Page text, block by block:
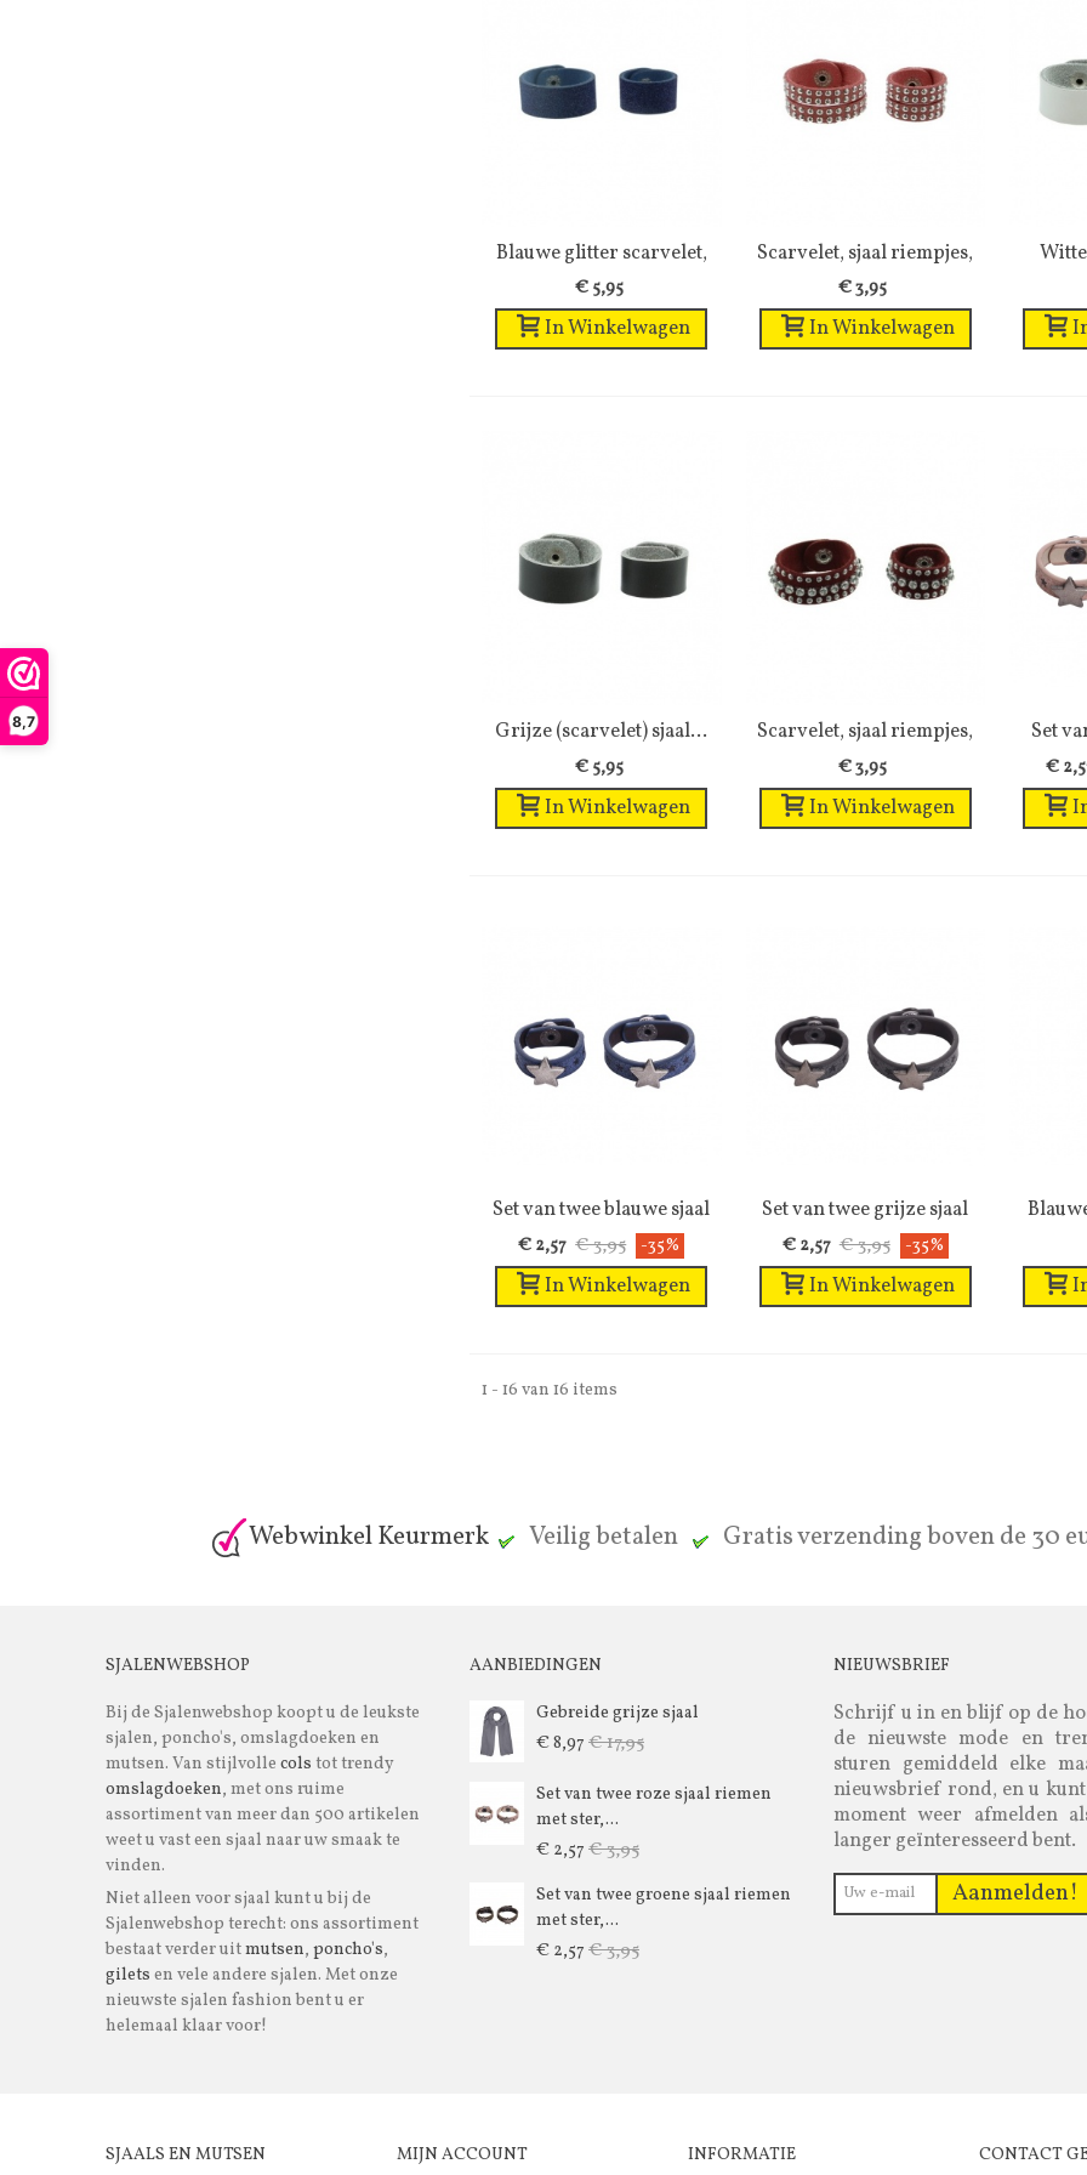
8,7
Wenslijst
Blauwe glitter scarvelet,
sjaal...
€ 5,95
In Winkelwagen
Wenslijst
Scarvelet, sjaal riempjes,
met...
€ 3,95
In Winkelwagen
Wenslijst
Grijze (scarvelet) sjaal...
€ 5,95
In Winkelwagen
Wenslijst
Scarvelet, sjaal riempjes,
met...
€ 3,95
In Winkelwagen
Set
€
Wenslijst
Set van twee blauwe sjaal
riemen...
€ 2,57 € 3,95 -35%
In Winkelwagen
Wenslijst
Set van twee grijze sjaal
riemen...
€ 2,57 € 3,95 -35%
In Winkelwagen
1 - 16 van 16 items
Webwinkel Keurmerk Veilig betalen Gratis verzending boven de 30
SJALENWEBSHOP
Bij de Sjalenwebshop koopt u de leukste
sjalen, poncho's, omslagdoeken en
mutsen. Van stijlvolle cols tot trendy
omslagdoeken, met ons ruime
assortiment van meer dan 500 artikelen
weet u vast een sjaal naar uw smaak te
vinden.
Niet alleen voor sjaal kunt u bij de
Sjalenwebshop terecht: ons assortiment
bestaat verder uitmutsen, poncho's,
gilets en vele andere sjalen. Met onze
nieuwste sjalen fashion bent u er
helemaal klaar voor!
AANBIEDINGEN
Gebreide grijze sjaal
€ 8,97 € 17,95
Set van twee roze sjaal riemen
met ster,...
€ 2,57 € 3,95
Set van twee groene sjaal riemen
met ster,...
€ 2,57 € 3,95
NIEUWSBRIEF
Schrijf u in en blijf op de
de nieuwste mode en
sturen gemiddeld elke
nieuwsbrief rond, en u
moment weer afmelden
langer geïnteresseerd bent.
Aanmelden!
SJAALS EN MUTSEN MIJN ACCOUNT INFORMATIE CONTACT